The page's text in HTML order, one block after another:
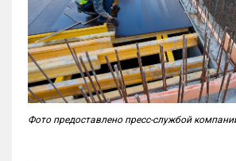
Фото предоставлено пресс-службой